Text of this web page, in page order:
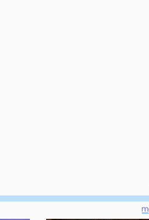
của chứng quyền có bảo